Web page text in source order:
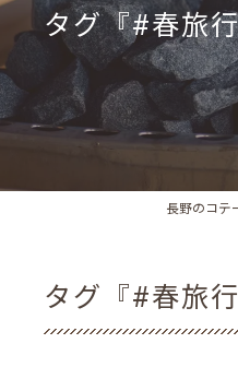
タグ『#春旅
長野のコテ
タグ『#春旅